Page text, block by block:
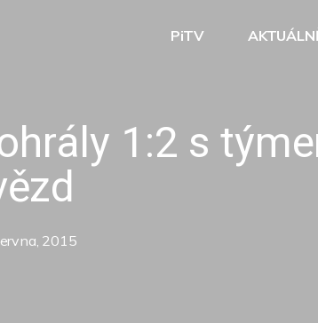
PiTV
1:2 s
2015